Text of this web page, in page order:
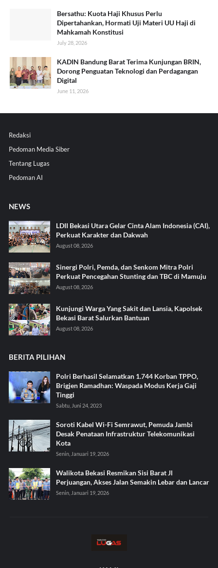
Bersathu: Kuota Haji Khusus Perlu
Dipertahankan, Hormati Uji Materi UU Haji di
Mahkamah Konstitusi
July 28, 2026
KADIN Bandung Barat Terima Kunjungan BRIN,
Dorong Penguatan Teknologi dan Perdagangan
Digital
June 11, 2026
Redaksi
Pedoman Media Siber
Tentang Lugas
Pedoman AI
NEWS
LDII Bekasi Utara Gelar Cinta Alam Indonesia (CAI),
Perkuat Karakter dan Dakwah
August 08, 2026
Sinergi Polri, Pemda, dan Senkom Mitra Polri
Perkuat Pencegahan Stunting dan TBC di Mamuju
August 08, 2026
Kunjungi Warga Yang Sakit dan Lansia, Kapolsek
Bekasi Barat Salurkan Bantuan
August 08, 2026
BERITA PILIHAN
Polri Berhasil Selamatkan 1.744 Korban TPPO,
Brigjen Ramadhan: Waspada Modus Kerja Gaji
Tinggi
Sabtu, Juni 24, 2023
Soroti Kabel Wi-Fi Semrawut, Pemuda Jambi
Desak Penataan Infrastruktur Telekomunikasi
Kota
Senin, Januari 19, 2026
Walikota Bekasi Resmikan Sisi Barat Jl
Perjuangan, Akses Jalan Semakin Lebar dan Lancar
Senin, Januari 19, 2026